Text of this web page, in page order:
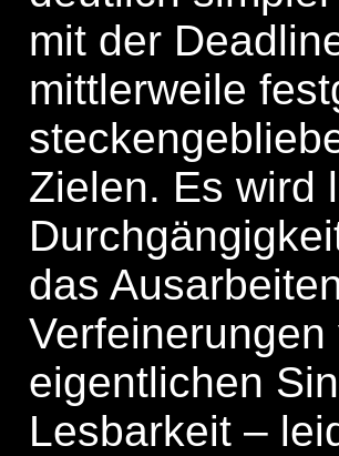
mit der
mittlerweile
Zielen. Es wird
das
eigentlichen
Lesbarkeit –